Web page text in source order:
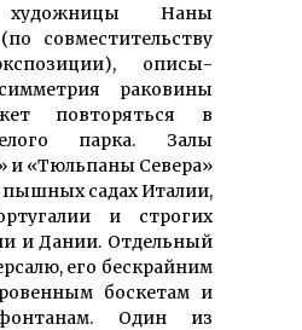
художницы Наны
совместительству
описы­
раковины
повторяться в
парка. Залы
и «Тюльпаны Севера»
садах Италии,
и строгих
и Дании. Отдельный
его бескрайним
боскетам и
Один из